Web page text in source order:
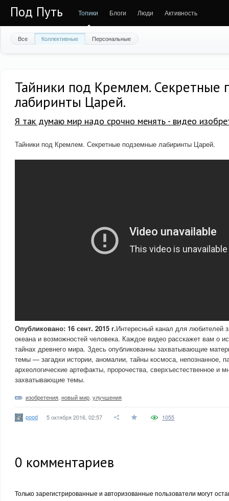
Под Путь Топики Блоги Люди Активность
Все Коллективные Персональные
Тайники под Кремлем. Секретные
лабиринты Царей.
Я так думаю мир надо срочно менять - видео
Тайники под Кремлем. Секретные подземные лабиринты Царей.
Опубликовано: 16 сент. 2015 г.Интересный канал для любителей
океана и возможностей человека. Каждое видео расскажет вам о
тайнах древнего мира. Здесь опубликованны захватывающие
темы — загадки истории, аномалии, тайны космоса, непознанное,
археологические артефакты, пророчества, сверхъестественное и
захватывающие темы.
изобретения новый мир улучшения
pood 5 октября 2016, 02:57 1055
0 комментариев
Только зарегистрированные и авторизованные пользователи могут